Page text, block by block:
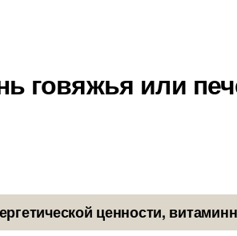
говяжья или
ценности,